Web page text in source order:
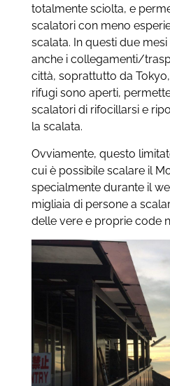
totalmente sciolta, e
scalatori con meno
scalata. In questi due
anche i collegamenti/
città, soprattutto da
rifugi sono aperti,
scalatori di rifocillarsi e
la scalata.
Ovviamente, questo
cui è possibile scalare il
specialmente durante il
migliaia di persone a
delle vere e proprie code